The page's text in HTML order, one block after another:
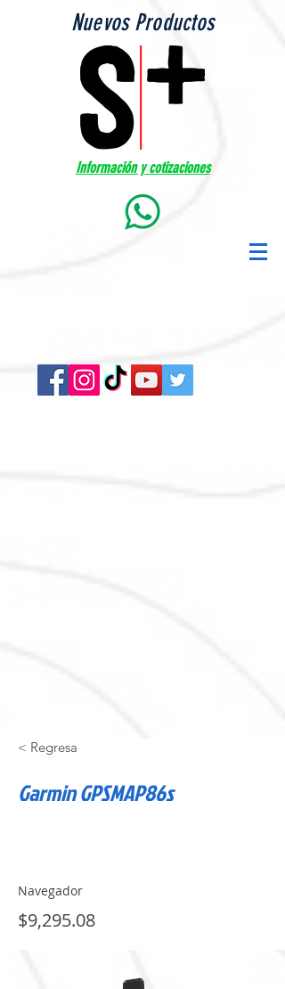
Nuevos Productos
Información y cotizaciones
< Regresa
Garmin GPSMAP86s
Navegador
$9,295.08